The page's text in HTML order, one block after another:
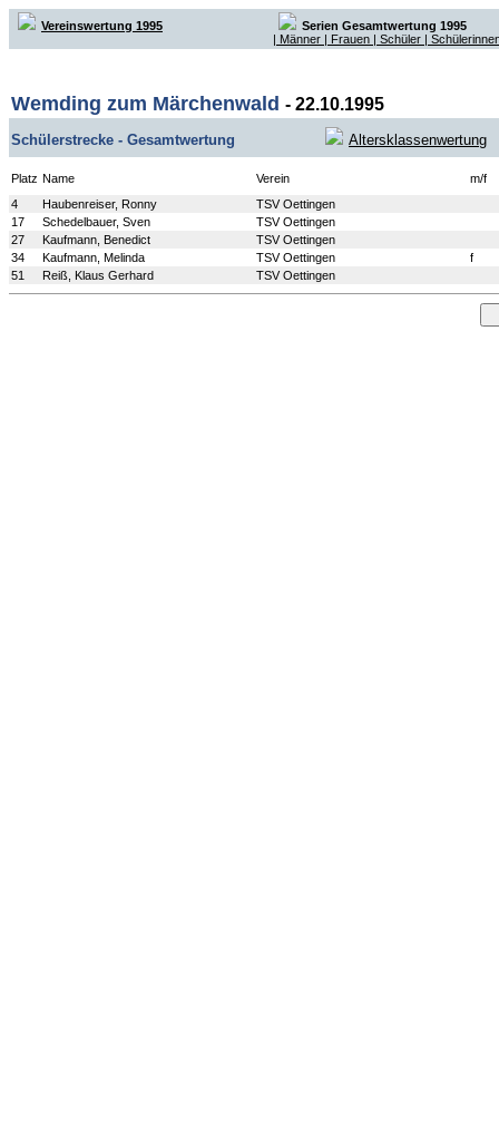
Vereinswertung 1995
Serien Gesamtwertung 1995
| Männer | Frauen | Schüler |
Wemding zum Märchenwald - 22.10.1995
Schülerstrecke - Gesamtwertung Altersklassenwertung
Platz Name Verein
m/f
4
Haubenreiser, Ronny
TSV Oettingen
17
Schedelbauer, Sven
TSV Oettingen
27
Kaufmann, Benedict
TSV Oettingen
34
Kaufmann, Melinda TSV Oettingen
f
51
Reiß, Klaus Gerhard TSV Oettingen